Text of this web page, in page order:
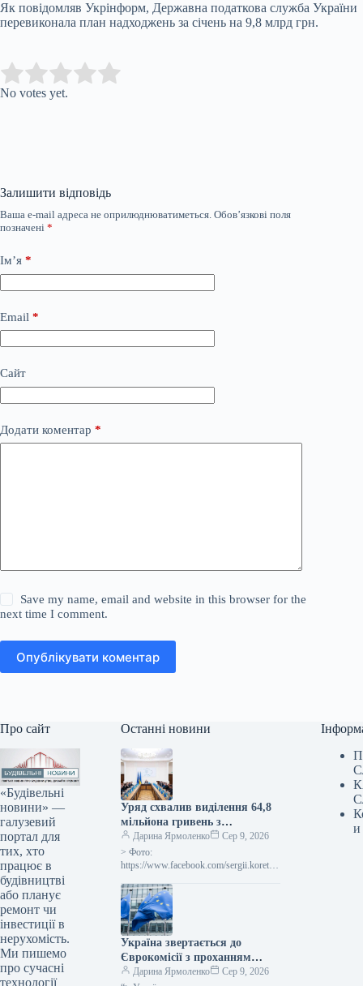
Як повідомляв Укрінформ, Державна податкова служба України
перевиконала план надходжень за січень на 9,8 млрд грн.
Rate this item:
No votes yet.
Залишити відповідь
Ваша e-mail адреса не оприлюднюватиметься. Обов’язкові поля
позначені *
Ім’я *
Email *
Сайт
Додати коментар *
Save my name, email and website in this browser for the
next time I comment.
Опублікувати коментар
Про сайт
«Будівельні
новини» —
галузевий
портал для
тих, хто
працює в
будівництві
або планує
ремонт чи
інвестиції в
нерухомість.
Ми пишемо
про сучасні
технології
Останні новини
Уряд схвалив виділення 64,8
мільйона гривень з
державного бюджету для
відновлювальних робіт та
подолання наслідків війни.
Дарина Ярмоленко
Сер 9, 2026
> Фото:
https://www.facebook.com/sergii.koretsk
виділення коштів, запланованих у
державному бюджеті на 2026 рік для
фінансування регіональної політики,
з…
Україна звертається до
Єврокомісії з проханням
надати 220 мільйонів євро для
Дарина Ярмоленко
Сер 9, 2026
и